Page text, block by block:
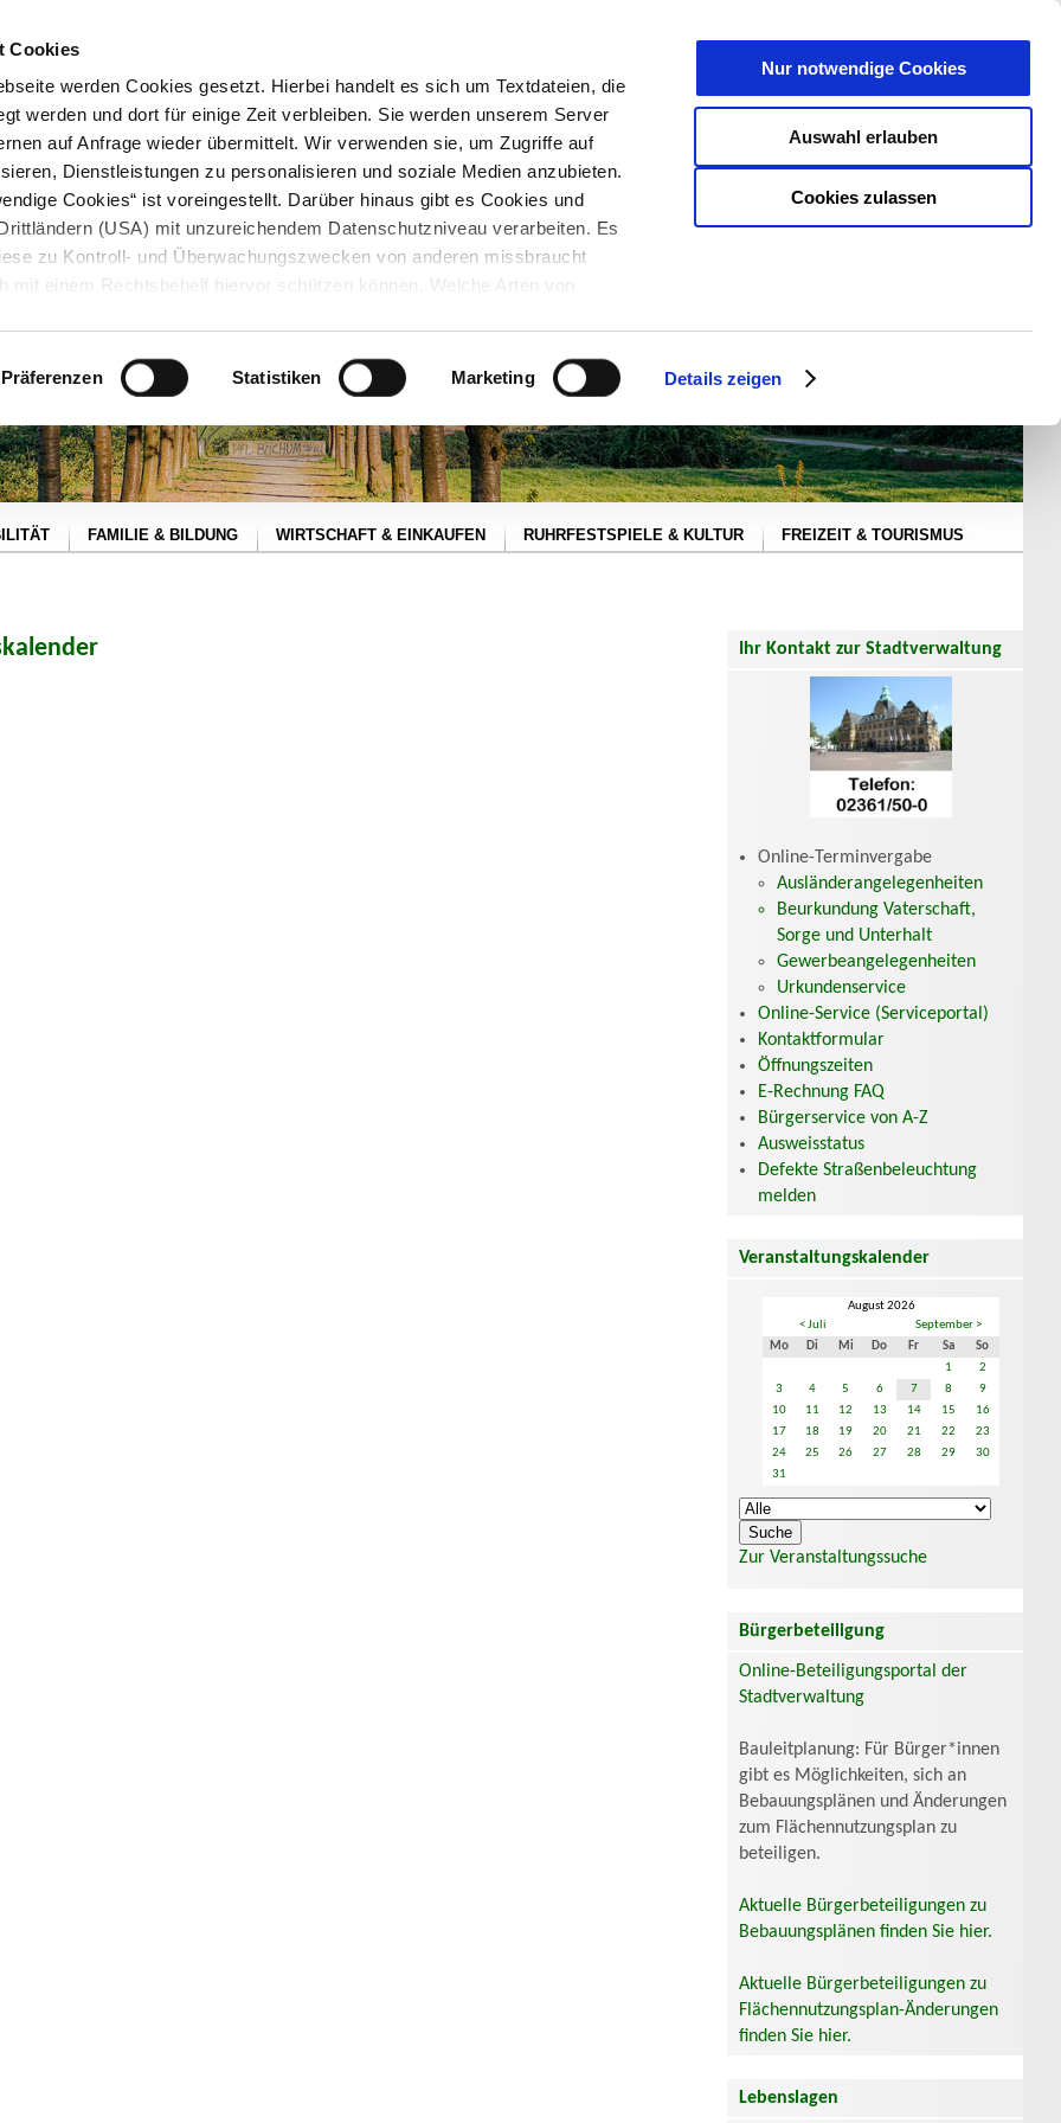
Cookies
werden Cookies gesetzt. Hierbei handelt es sich um Textdateien, die
werden und dort für einige Zeit verbleiben. Sie werden unserem Server
auf Anfrage wieder übermittelt. Wir verwenden sie, um Zugriffe auf
Dienstleistungen zu personalisieren und soziale Medien anzubieten.
Cookies“ ist voreingestellt. Darüber hinaus gibt es Cookies und
(USA) mit unzureichendem Datenschutzniveau verarbeiten. Es
zu Kontroll- und Überwachungszwecken von anderen missbraucht
mit einem Rechtsbehelf hiervor schützen können. Welche Arten von
Die von Ihnen getroffene Auswahl der gewünschten Cookies kann
Zukunft angepasst oder
werden.
Präferenzen Statistiken Marketing Details zeigen
Cookies zulassen
Auswahl erlauben
Nur notwendige Cookies
STARTSEITE
SCHRIFTGRÖßE:
FAMILIE & BILDUNG WIRTSCHAFT & EINKAUFEN RUHRFESTSPIELE & KULTUR FREIZEIT & TOURISMUS
Ihr Kontakt zur Stadtverwaltung
Online-Terminvergabe
Ausländerangelegenheiten
Beurkundung Vaterschaft,
Sorge und Unterhalt
Gewerbeangelegenheiten
Urkundenservice
Online-Service (Serviceportal)
Kontaktformular
Öffnungszeiten
E-Rechnung FAQ
Bürgerservice von A-Z
Ausweisstatus
Defekte Straßenbeleuchtung
melden
Veranstaltungskalender
August 2026
< Juli
September >
Mo
Di Mi Do Fr Sa
So
1
2
3
4 5 6 7 8
9
10
11 12 13 14 15
16
17
18 19 20 21 22
23
24
25 26 27 28 29
30
31
Zur Veranstaltungssuche
Bürgerbeteiligung
Online-Beteiligungsportal der
Stadtverwaltung
Bauleitplanung: Für Bürger*innen
gibt es Möglichkeiten, sich an
Bebauungsplänen und Änderungen
zum Flächennutzungsplan zu
beteiligen.
Aktuelle Bürgerbeteiligungen zu
Bebauungsplänen finden Sie hier.
Aktuelle Bürgerbeteiligungen zu
Flächennutzungsplan-Änderungen
finden Sie hier.
Lebenslagen